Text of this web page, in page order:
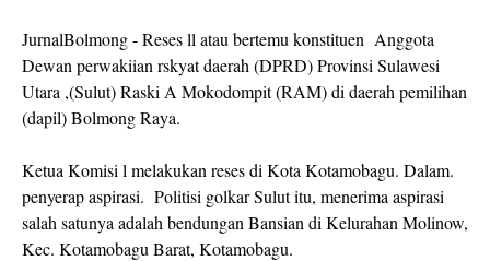
JurnalBolmong - Reses ll atau bertemu konstituen Anggota
Dewan perwakiian rskyat daerah (DPRD) Provinsi Sulawesi
Utara ,(Sulut) Raski A Mokodompit (RAM) di daerah pemilihan
(dapil) Bolmong Raya.
Ketua Komisi l melakukan reses di Kota Kotamobagu. Dalam.
penyerap aspirasi. Politisi golkar Sulut itu, menerima aspirasi
salah satunya adalah bendungan Bansian di Kelurahan Molinow,
Kec. Kotamobagu Barat, Kotamobagu.